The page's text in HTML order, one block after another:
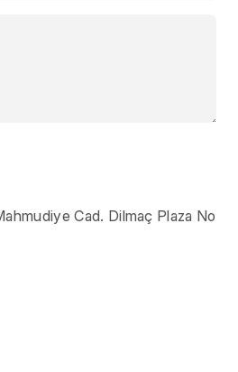
Cad. Dilmaç Plaza No